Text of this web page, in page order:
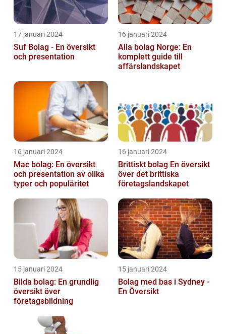
17 januari 2024
Suf Bolag - En översikt
och presentation
16 januari 2024
Alla bolag Norge: En
komplett guide till
affärslandskapet
16 januari 2024
Mac bolag: En översikt
och presentation av olika
typer och populäritet
16 januari 2024
Brittiskt bolag En översikt
över det brittiska
företagslandskapet
15 januari 2024
Bilda bolag: En grundlig
översikt över
företagsbildning
15 januari 2024
Bolag med bas i Sydney -
En Översikt